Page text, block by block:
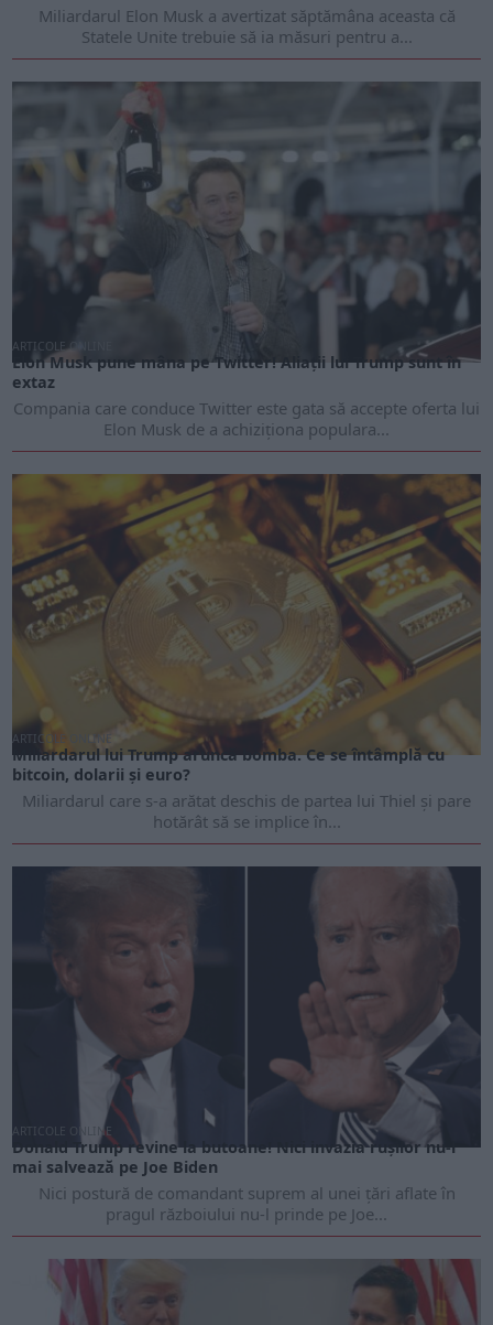
Miliardarul Elon Musk a avertizat săptămâna aceasta că
Statele Unite trebuie să ia măsuri pentru a...
ARTICOLE ONLINE
Elon Musk pune mâna pe Twitter! Aliații lui Trump sunt în
extaz
Compania care conduce Twitter este gata să accepte oferta lui
Elon Musk de a achiziționa populara...
ARTICOLE ONLINE
Miliardarul lui Trump aruncă bomba. Ce se întâmplă cu
bitcoin, dolarii și euro?
Miliardarul care s-a arătat deschis de partea lui Thiel și pare
hotărât să se implice în...
ARTICOLE ONLINE
Donald Trump revine la butoane! Nici invazia rușilor nu-l
mai salvează pe Joe Biden
Nici postură de comandant suprem al unei țări aflate în
pragul războiului nu-l prinde pe Joe...